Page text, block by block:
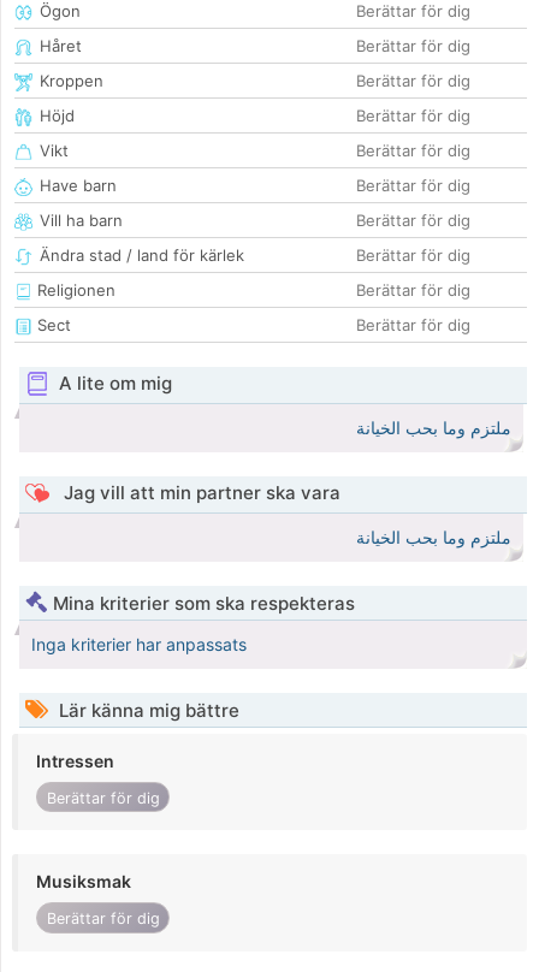
Ögon
Berättar för dig
Håret
Berättar för dig
Kroppen
Berättar för dig
Höjd
Berättar för dig
Vikt
Berättar för dig
Have barn
Berättar för dig
Vill ha barn
Berättar för dig
Ändra stad / land för kärlek
Berättar för dig
Religionen
Berättar för dig
Sect
Berättar för dig
A lite om mig
ملتزم وما بحب الخيانة
Jag vill att min partner ska vara
ملتزم وما بحب الخيانة
Mina kriterier som ska respekteras
Inga kriterier har anpassats
Lär känna mig bättre
Intressen
Berättar för dig
Musiksmak
Berättar för dig